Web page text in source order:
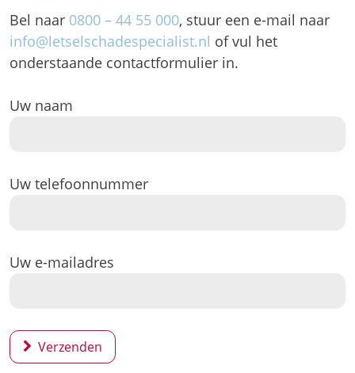
Bel naar 0800 – 44 55 000, stuur een e-mail naar
info@letselschadespecialist.nl of vul het
onderstaande contactformulier in.
Uw naam
Uw telefoonnummer
Uw e-mailadres
Verzenden